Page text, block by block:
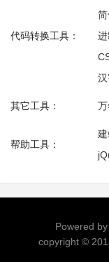
代码转换工具：
其它工具：
帮助工具：
Powered by
copyright ©